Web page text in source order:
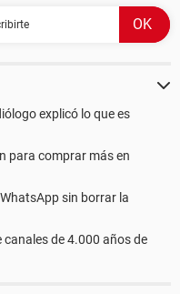
explicó lo que es
para comprar más en
sin borrar la
de 4.000 años de